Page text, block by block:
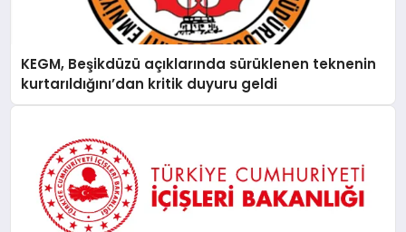
EKONOMI
HABERLER
MAGAZIN
KEGM, Beşikdüzü açıklarında sürüklenen teknenin
kurtarıldığını’dan kritik duyuru geldi